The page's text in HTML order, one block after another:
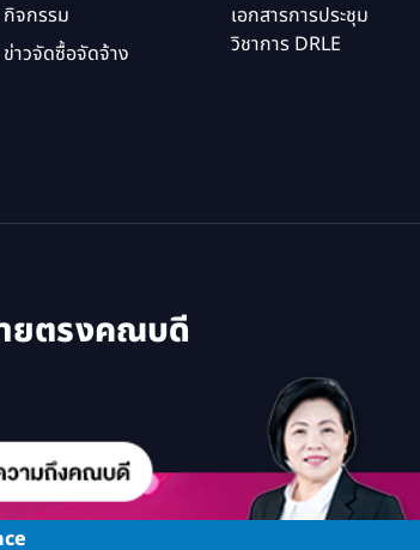
กิจกรรม
ข่าวจัดซื้อจัดจ้าง
เอกสารการประชุม
วิชาการ DRLE
ยตรงคณบดี